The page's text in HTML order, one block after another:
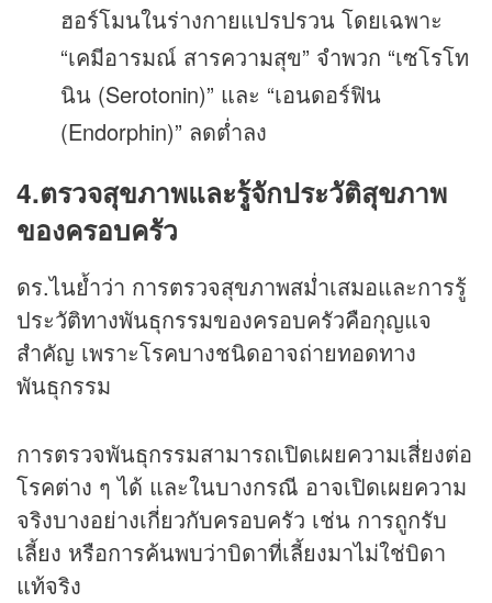
ฮอร์โมนในร่างกายแปรปรวน โดยเฉพาะ
“เคมีอารมณ์ สารความสุข” จำพวก “เซโรโท
นิน (Serotonin)” และ “เอนดอร์ฟิน
(Endorphin)” ลดต่ำลง
4.ตรวจสุขภาพและรู้จักประวัติสุขภาพ
ของครอบครัว
ดร.ไนย้ำว่า การตรวจสุขภาพสม่ำเสมอและการรู้
ประวัติทางพันธุกรรมของครอบครัวคือกุญแจ
สำคัญ เพราะโรคบางชนิดอาจถ่ายทอดทาง
พันธุกรรม
การตรวจพันธุกรรมสามารถเปิดเผยความเสี่ยงต่อ
โรคต่าง ๆ ได้ และในบางกรณี อาจเปิดเผยความ
จริงบางอย่างเกี่ยวกับครอบครัว เช่น การถูกรับ
เลี้ยง หรือการค้นพบว่าบิดาที่เลี้ยงมาไม่ใช่บิดา
แท้จริง